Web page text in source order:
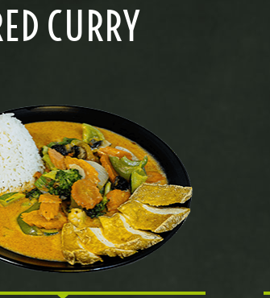
CURRY